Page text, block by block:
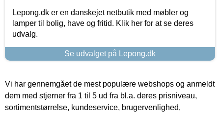
Lepong.dk er en danskejet netbutik med møbler og
lamper til bolig, have og fritid. Klik her for at se deres
udvalg.
Se udvalget på Lepong.dk
Vi har gennemgået de mest populære webshops og anmeldt
dem med stjerner fra 1 til 5 ud fra bl.a. deres prisniveau,
sortimentstørrelse, kundeservice, brugervenlighed,